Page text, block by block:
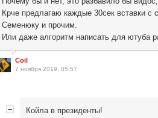
Крче предлагаю каждые 30сек вставки с
Семенюку и прочим.
Или даже алгоритм написать для ютуба
Coil
7 ноября 2019, 05:57
Койла в президенты!